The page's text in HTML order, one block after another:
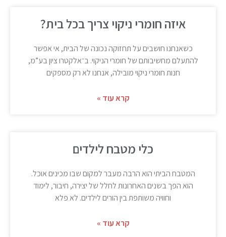
איזה חומרי ניקוי צריך בכל בית?
כשאנחנו חושבים על תחזוקה נכונה של הבית, אי אפשר
להתעלם מחשיבותם של חומרי הניקוי. ב־אלקטרו ציון בע”מ,
חנות חומרי ניקוי מובילה, אנחנו לא רק מספקים
קרא עוד »
כלי מטבח לילדים
המטבח הביתי הוא הרבה מעבר למקום שבו מכינים אוכל.
הוא הפך בשנים האחרונות לחלל של יצירה, חיבור, לימוד
וחוויה משותפת בין הורים לילדים. לא פלא
קרא עוד »